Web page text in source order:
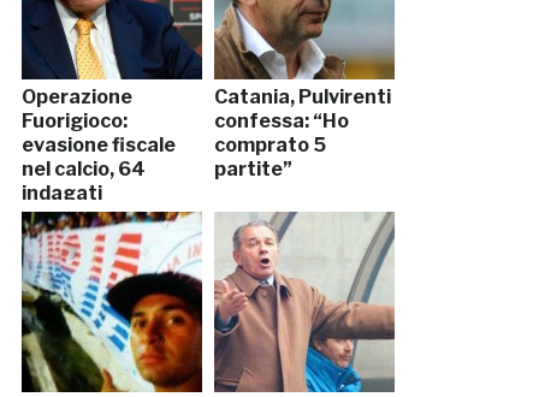
Operazione
Fuorigioco:
evasione fiscale
nel calcio, 64
indagati
Catania, Pulvirenti
confessa: “Ho
comprato 5
partite”